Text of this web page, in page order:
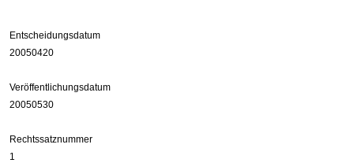
Entscheidungsdatum
20050420
Veröffentlichungsdatum
20050530
Rechtssatznummer
1